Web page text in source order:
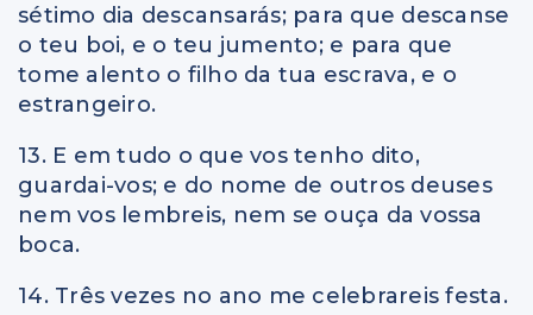
sétimo dia descansarás; para que descanse
o teu boi, e o teu jumento; e para que
tome alento o filho da tua escrava, e o
estrangeiro.
13. E em tudo o que vos tenho dito,
guardai-vos; e do nome de outros deuses
nem vos lembreis, nem se ouça da vossa
boca.
14. Três vezes no ano me celebrareis festa.